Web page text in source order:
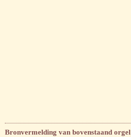
Bronvermelding van bovenstaand orgel